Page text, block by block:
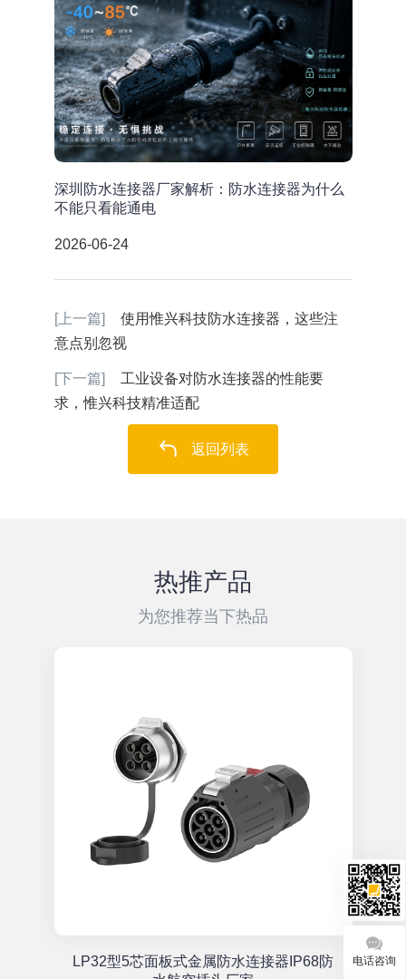
深圳防水连接器厂家解析：防水连接器为什么
不能只看能通电
2026-06-24
[上一篇]
使用惟兴科技防水连接器，这些注
意点别忽视
[下一篇]
工业设备对防水连接器的性能要
求，惟兴科技精准适配
返回列表
热推产品
为您推荐当下热品
LP32型5芯面板式金属防水连接器IP68防
电话咨询